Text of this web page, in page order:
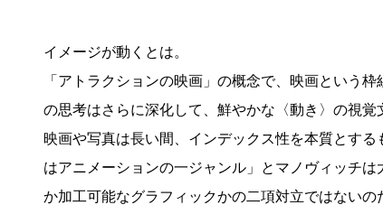
イメージが動くとは。
「アトラクションの映画」の概念で、映画という
の思考はさらに深化して、鮮やかな〈動き〉の視
映画や写真は長い間、インデックス性を本質とす
はアニメーションの一ジャンル」とマノヴィッチ
か加工可能なグラフィックかの二項対立ではないの